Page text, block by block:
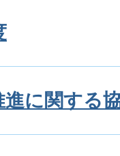
に関する